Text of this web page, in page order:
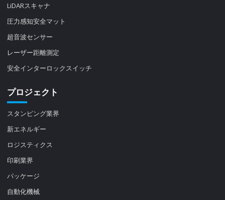
LiDARスキャナ
圧力感知安全マット
超音波センサー
レーザー距離測定
安全インターロックスイッチ
プロジェクト
スタンピング業界
新エネルギー
ロジスティクス
印刷業界
パッケージ
自動化機械